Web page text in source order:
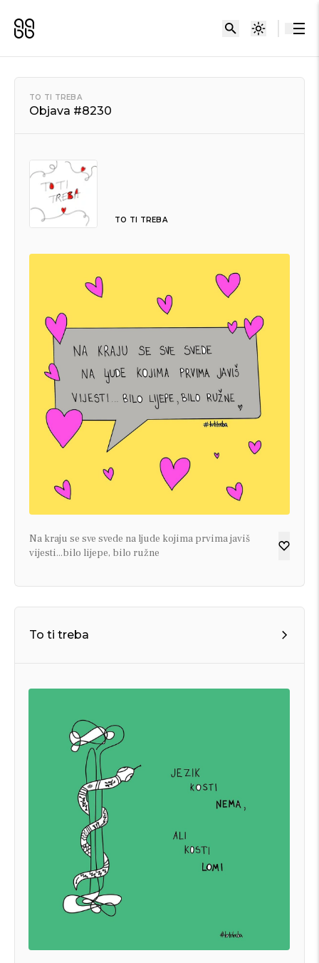
TO TI TREBA
Objava #8230
TO TI TREBA
Na kraju se sve svede na ljude kojima prvima javiš
vijesti...bilo lijepe, bilo ružne
To ti treba